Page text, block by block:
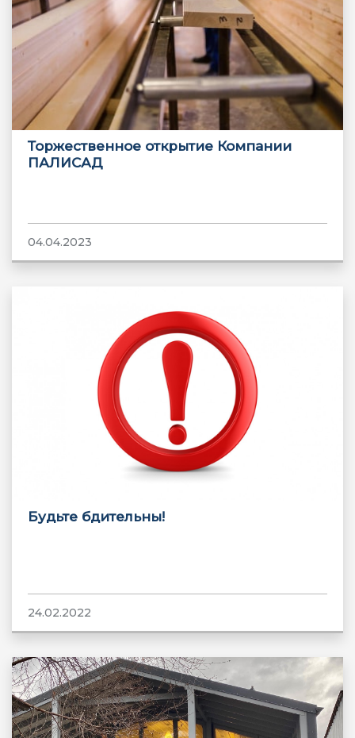
Торжественное открытие Компании
ПАЛИСАД
04.04.2023
Будьте бдительны!
24.02.2022